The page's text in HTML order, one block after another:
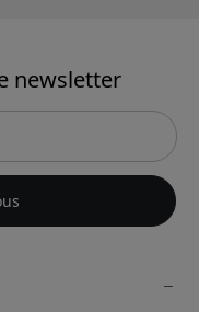
newsletter